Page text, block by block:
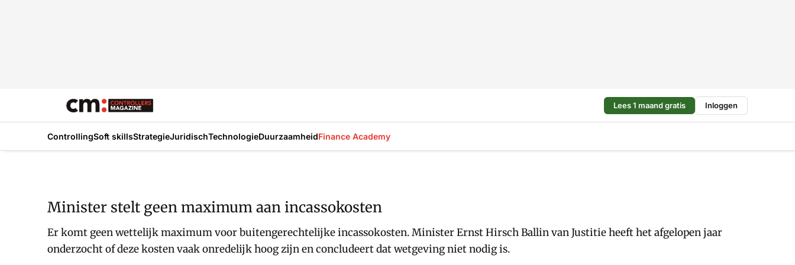
Lees 1 maand gratis Inloggen
ControllingSoft skillsStrategieJuridischTechnologieDuurzaamheidFinance Academy
Minister stelt geen maximum aan incassokosten
Er komt geen wettelijk maximum voor buitengerechtelijke incassokosten. Minister Ernst Hirsch Ballin van Justitie heeft het afgelopen jaar
onderzocht of deze kosten vaak onredelijk hoog zijn en concludeert dat wetgeving niet nodig is.